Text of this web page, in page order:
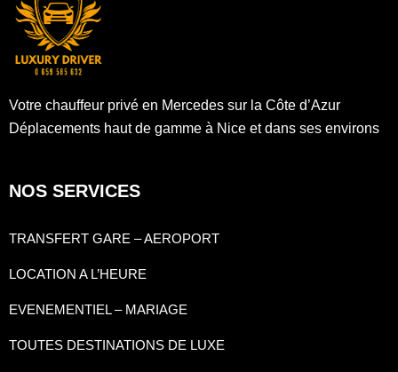
Votre chauffeur privé en Mercedes sur la Côte d’Azur
Déplacements haut de gamme à Nice et dans ses environs
NOS SERVICES
TRANSFERT GARE – AEROPORT
LOCATION A L’HEURE
EVENEMENTIEL – MARIAGE
TOUTES DESTINATIONS DE LUXE